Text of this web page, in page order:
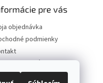
pre vás
objednávka
podmienky
a platba